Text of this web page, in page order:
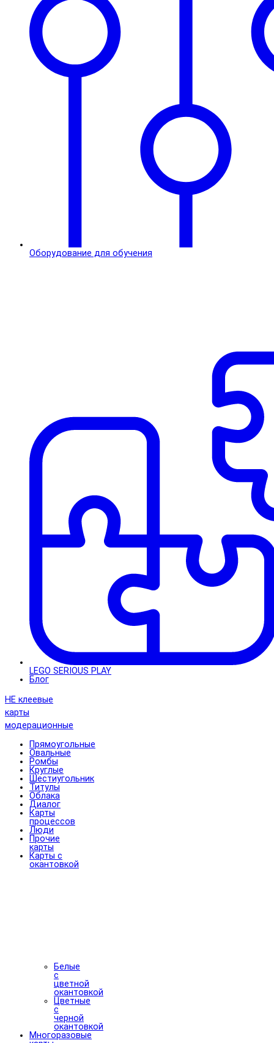
Оборудование для обучения
LEGO SERIOUS PLAY
Блог
НЕ клеевые
карты
модерационные
Прямоугольные
Овальные
Ромбы
Круглые
Шестиугольник
Титулы
Облака
Диалог
Карты
процессов
Люди
Прочие
карты
Карты с
окантовкой
Белые
с
цветной
окантовкой
Цветные
с
черной
окантовкой
Многоразовые